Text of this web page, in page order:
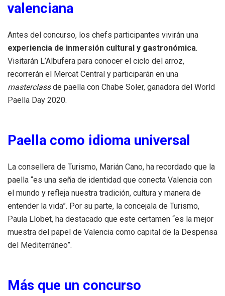
valenciana
Antes del concurso, los chefs participantes vivirán una
experiencia de inmersión cultural y gastronómica.
Visitarán L’Albufera para conocer el ciclo del arroz,
recorrerán el Mercat Central y participarán en una
masterclassde paella con Chabe Soler, ganadora del World
Paella Day 2020.
Paella como idioma universal
La consellera de Turismo, Marián Cano, ha recordado que la
paella “es una seña de identidad que conecta Valencia con
el mundo y refleja nuestra tradición, cultura y manera de
entender la vida”. Por su parte, la concejala de Turismo,
Paula Llobet, ha destacado que este certamen “es la mejor
muestra del papel de Valencia como capital de la Despensa
del Mediterráneo”.
Más que un concurso